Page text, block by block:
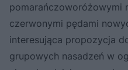
pomarańczoworóżowymi
czerwonymi pędami
interesująca propozycja
grupowych nasadzeń w